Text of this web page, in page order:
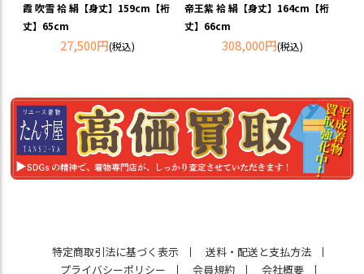
霞 吹雪 袷 絹【身丈】159cm【裄
丈】65cm
27,500円(税込)
帝王紫 袷 絹【身丈】164cm【裄
丈】66cm
308,000円(税込)
特定商取引法に基づく表示
送料・配送と支払方法
プライバシーポリシー
会員規約 会社概要